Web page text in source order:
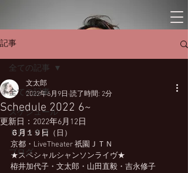
記事
全ての記事
スケジュール
トピックス
ブログ
全ての記事
Schedule 2022 6~
文太郎
2022年6月9日 読了時間: 2分
更新日： 2022年6月12日
６月１９日 （日）
京都・LiveTheater 祇園ＪＴＮ
★スペシャルシャンソンライヴ★
栫井加代子・文太郎・山田直毅・吉永修子